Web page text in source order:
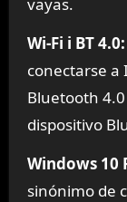
Wi-Fi i BT 4.0:
conectarse
Bluetooth
dispositivo
Windows 10
sinónimo de